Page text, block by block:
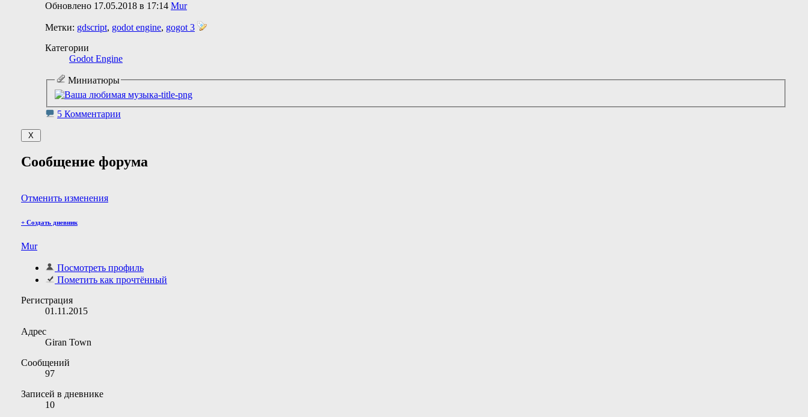
Обновлено 17.05.2018 в 17:14 Mur
Метки: gdscript, godot engine, gogot 3
Категории
Godot Engine
Миниатюры
5 Комментарии
Сообщение форума
Отменить изменения
+ Создать дневник
Mur
Посмотреть профиль
Пометить как прочтённый
Регистрация
01.11.2015
Адрес
Giran Town
Сообщений
97
Записей в дневнике
10